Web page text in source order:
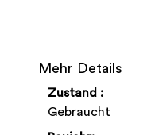
Mehr Details
Zustand :
Gebraucht